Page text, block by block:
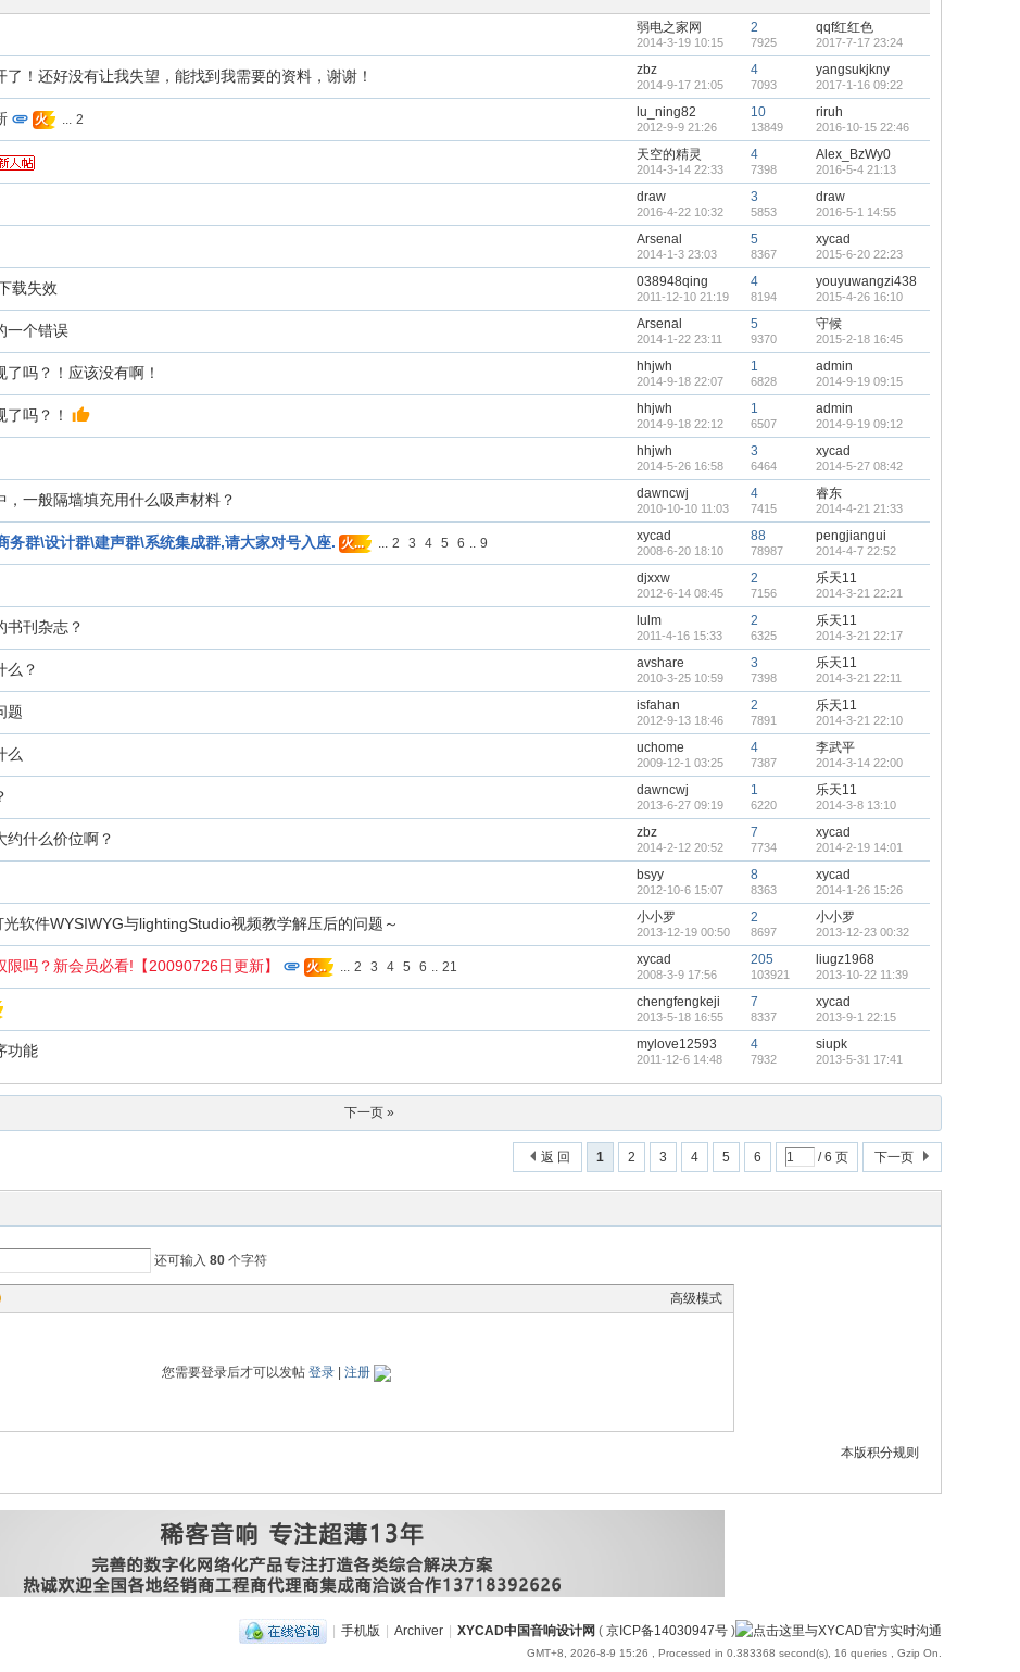
顶
弱电之家网
2014-3-19 10:15
2
7925
qqf红红色
2017-7-17 23:24
！还好没有让我失望，能找到我需要的资料，谢谢！ zbz
2014-9-17 21:05
4
7093
yangsukjkny
2017-1-16 09:22
火 ... 2 lu_ning82
2012-9-9 21:26
10
13849
riruh
2016-10-15 22:46
天空的精灵
2014-3-14 22:33
4
7398
Alex_BzWy0
2016-5-4 21:13
draw
2016-4-22 10:32
3
5853
draw
2016-5-1 14:55
Arsenal
2014-1-3 23:03
5
8367
xycad
2015-6-20 22:23
载失效 038948qing
2011-12-10 21:19
4
8194
youyuwangzi438
2015-4-26 16:10
一个错误 Arsenal
2014-1-22 23:11
5
9370
守候
2015-2-18 16:45
吗？！应该没有啊！ hhjwh
2014-9-18 22:07
1
6828
admin
2014-9-19 09:15
吗？！ hhjwh
2014-9-18 22:12
1
6507
admin
2014-9-19 09:12
hhjwh
2014-5-26 16:58
3
6464
xycad
2014-5-27 08:42
，一般隔墙填充用什么吸声材料？ dawncwj
2010-10-10 11:03
4
7415
睿东
2014-4-21 21:33
务群\设计群\建声群\系统集成群,请大家对号入座. 火... ... 2 3 4 5 6 .. 9 xycad
2008-6-20 18:10
88
78987
pengjiangui
2014-4-7 22:52
djxxw
2012-6-14 08:45
2
7156
乐天11
2014-3-21 22:21
书刊杂志？ lulm
2011-4-16 15:33
2
6325
乐天11
2014-3-21 22:17
么？ avshare
2010-3-25 10:59
3
7398
乐天11
2014-3-21 22:11
题 isfahan
2012-9-13 18:46
2
7891
乐天11
2014-3-21 22:10
么 uchome
2009-12-1 03:25
4
7387
李武平
2014-3-14 22:00
dawncwj
2013-6-27 09:19
1
6220
乐天11
2014-3-8 13:10
约什么价位啊？ zbz
2014-2-12 20:52
7
7734
xycad
2014-2-19 14:01
bsyy
2012-10-6 15:07
8
8363
xycad
2014-1-26 15:26
软件WYSIWYG与lightingStudio视频教学解压后的问题～ 小小罗
2013-12-19 00:50
2
8697
小小罗
2013-12-23 00:32
吗？新会员必看!【20090726日更新】 火.. ... 2 3 4 5 6 .. 21 xycad
2008-3-9 17:56
205
103921
liugz1968
2013-10-22 11:39
chengfengkeji
2013-5-18 16:55
7
8337
xycad
2013-9-1 22:15
功能 mylove12593
2011-12-6 14:48
4
7932
siupk
2013-5-31 17:41
下一页 »
1 2 3 4 5 6 / 6 页 下一页
返 回
还可输入 80 个字符
高级模式
您需要登录后才可以发帖 登录 注册
本版积分规则
| 手机版 | Archiver | XYCAD中国音响设计网 ( 京ICP备14030947号 )
GMT+8, 2026-8-9 15:26 , Processed in 0.383368 second(s), 16 queries , Gzip On.